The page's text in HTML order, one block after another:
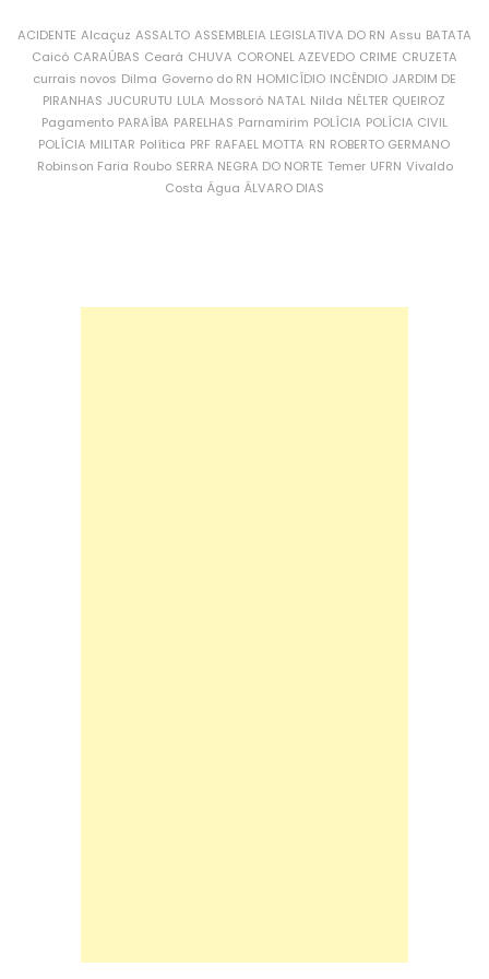
ACIDENTE Alcaçuz ASSALTO ASSEMBLEIA LEGISLATIVA DO RN Assu BATATA
Caicó CARAÚBAS Ceará CHUVA CORONEL AZEVEDO CRIME CRUZETA
currais novos Dilma Governo do RN HOMICÍDIO INCÊNDIO JARDIM DE
PIRANHAS JUCURUTU LULA Mossoró NATAL Nilda NÉLTER QUEIROZ
Pagamento PARAÍBA PARELHAS Parnamirim POLÍCIA POLÍCIA CIVIL
POLÍCIA MILITAR Política PRF RAFAEL MOTTA RN ROBERTO GERMANO
Robinson Faria Roubo SERRA NEGRA DO NORTE Temer UFRN Vivaldo
Costa Água ÁLVARO DIAS